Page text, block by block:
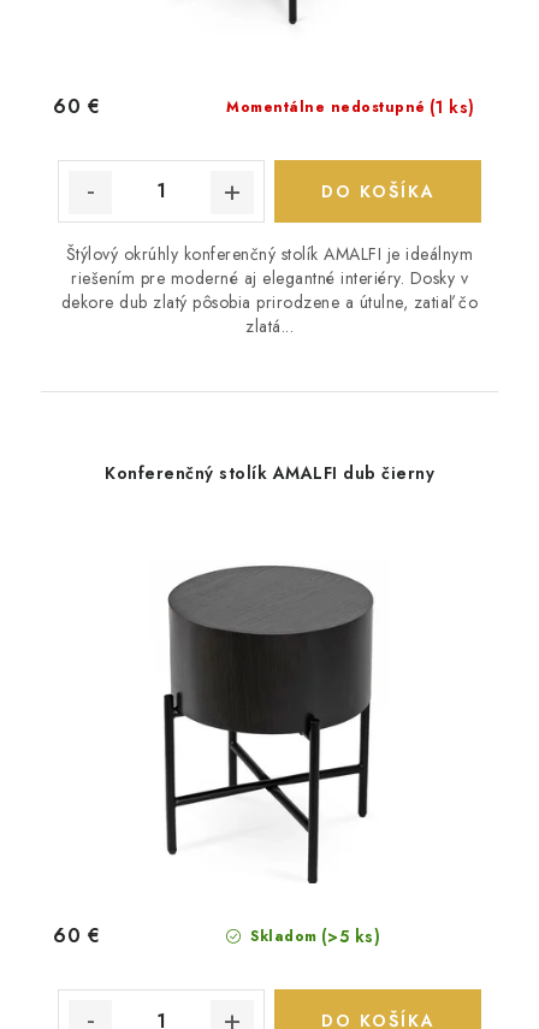
Momentálne nedostupné (1 ks)
60 €
DO KOŠÍKA
Štýlový okrúhly konferenčný stolík AMALFI je ideálnym
riešením pre moderné aj elegantné interiéry. Dosky v
dekore dub zlatý pôsobia prirodzene a útulne, zatiaľ čo
zlatá...
Konferenčný stolík AMALFI dub čierny
Skladom (>5 ks)
60 €
DO KOŠÍKA